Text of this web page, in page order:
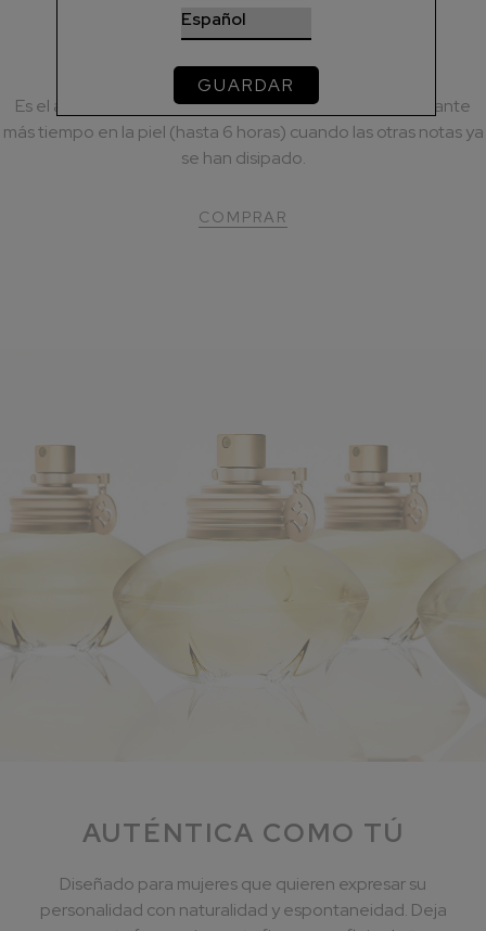
GUARDAR
NOTAS DE FONDO
Sándalo, Vainilla, Ámbar, Almizcle
Es el aroma subyacente del perfume. Permanecen durante
más tiempo en la piel (hasta 6 horas) cuando las otras notas ya
se han disipado.
COMPRAR
AUTÉNTICA COMO TÚ
Diseñado para mujeres que quieren expresar su
personalidad con naturalidad y espontaneidad. Deja